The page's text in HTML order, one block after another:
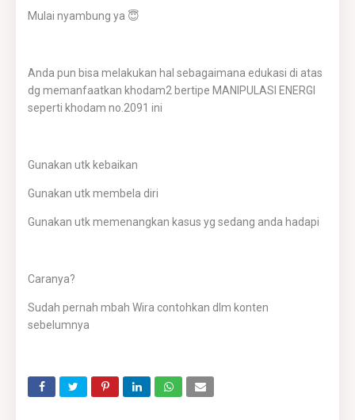
Mulai nyambung ya 😇
Anda pun bisa melakukan hal sebagaimana edukasi di atas
dg memanfaatkan khodam2 bertipe MANIPULASI ENERGI
seperti khodam no.2091 ini
Gunakan utk kebaikan
Gunakan utk membela diri
Gunakan utk memenangkan kasus yg sedang anda hadapi
Caranya?
Sudah pernah mbah Wira contohkan dlm konten
sebelumnya